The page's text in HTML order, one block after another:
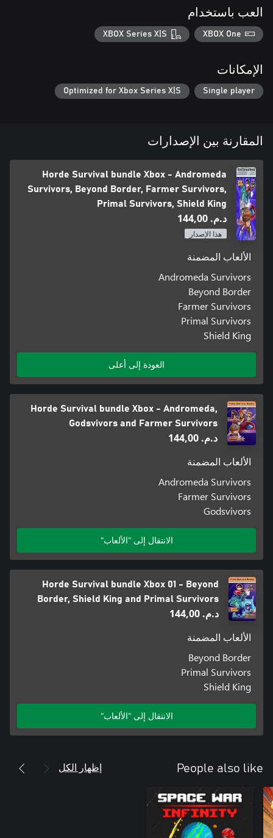
العب باستخدام
XBOX One
XBOX Series X|S
الإمكانات
Single player
Optimized for Xbox Series X|S
المقارنة بين الإصدارات
Horde Survival bundle Xbox - Andromeda
Survivors, Beyond Border, Farmer Survivors,
Primal Survivors, Shield King
د.م.‏ 144,00
هذا الإصدار
الألعاب المضمنة
Andromeda Survivors
Beyond Border
Farmer Survivors
Primal Survivors
Shield King
العودة إلى أعلى
Horde Survival bundle Xbox - Andromeda,
Godsvivors and Farmer Survivors
د.م.‏ 144,00
الألعاب المضمنة
Andromeda Survivors
Farmer Survivors
Godsvivors
الانتقال إلى "الألعاب"
Horde Survival bundle Xbox 01 - Beyond
Border, Shield King and Primal Survivors
د.م.‏ 144,00
الألعاب المضمنة
Beyond Border
Primal Survivors
Shield King
الانتقال إلى "الألعاب"
People also like إظهار الكل